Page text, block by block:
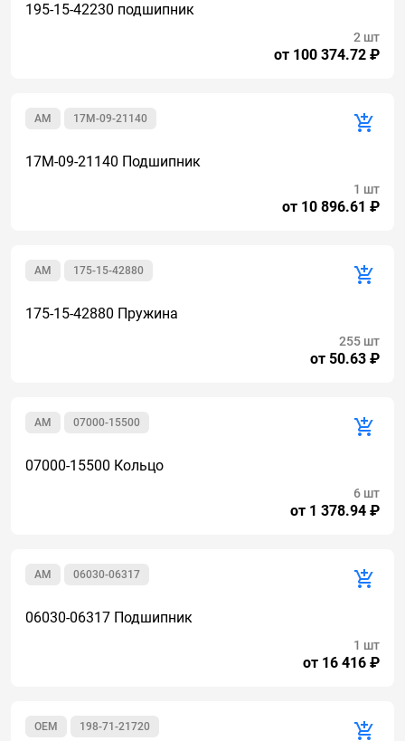
195-15-42230 подшипник
от 100 374.72 ₽
2 шт
17M-09-21140
AM
17M-09-21140 Подшипник
от 10 896.61 ₽
1 шт
175-15-42880
AM
175-15-42880 Пружина
от 50.63 ₽
255 шт
07000-15500
AM
07000-15500 Кольцо
от 1 378.94 ₽
6 шт
06030-06317
AM
06030-06317 Подшипник
от 16 416 ₽
1 шт
198-71-21720
OEM